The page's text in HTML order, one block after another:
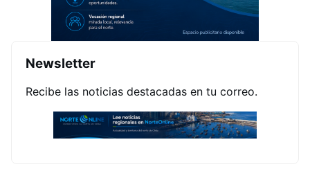
Newsletter
Recibe las noticias destacadas en tu correo.